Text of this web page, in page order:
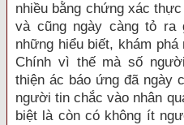
nhiều bằng chứng xác
và cũng ngày càng tỏ
những hiểu biết, khám
Chính vì thế mà số
thiện ác báo ứng đã ngày
người tin chắc vào nhân
biệt là còn có không ít